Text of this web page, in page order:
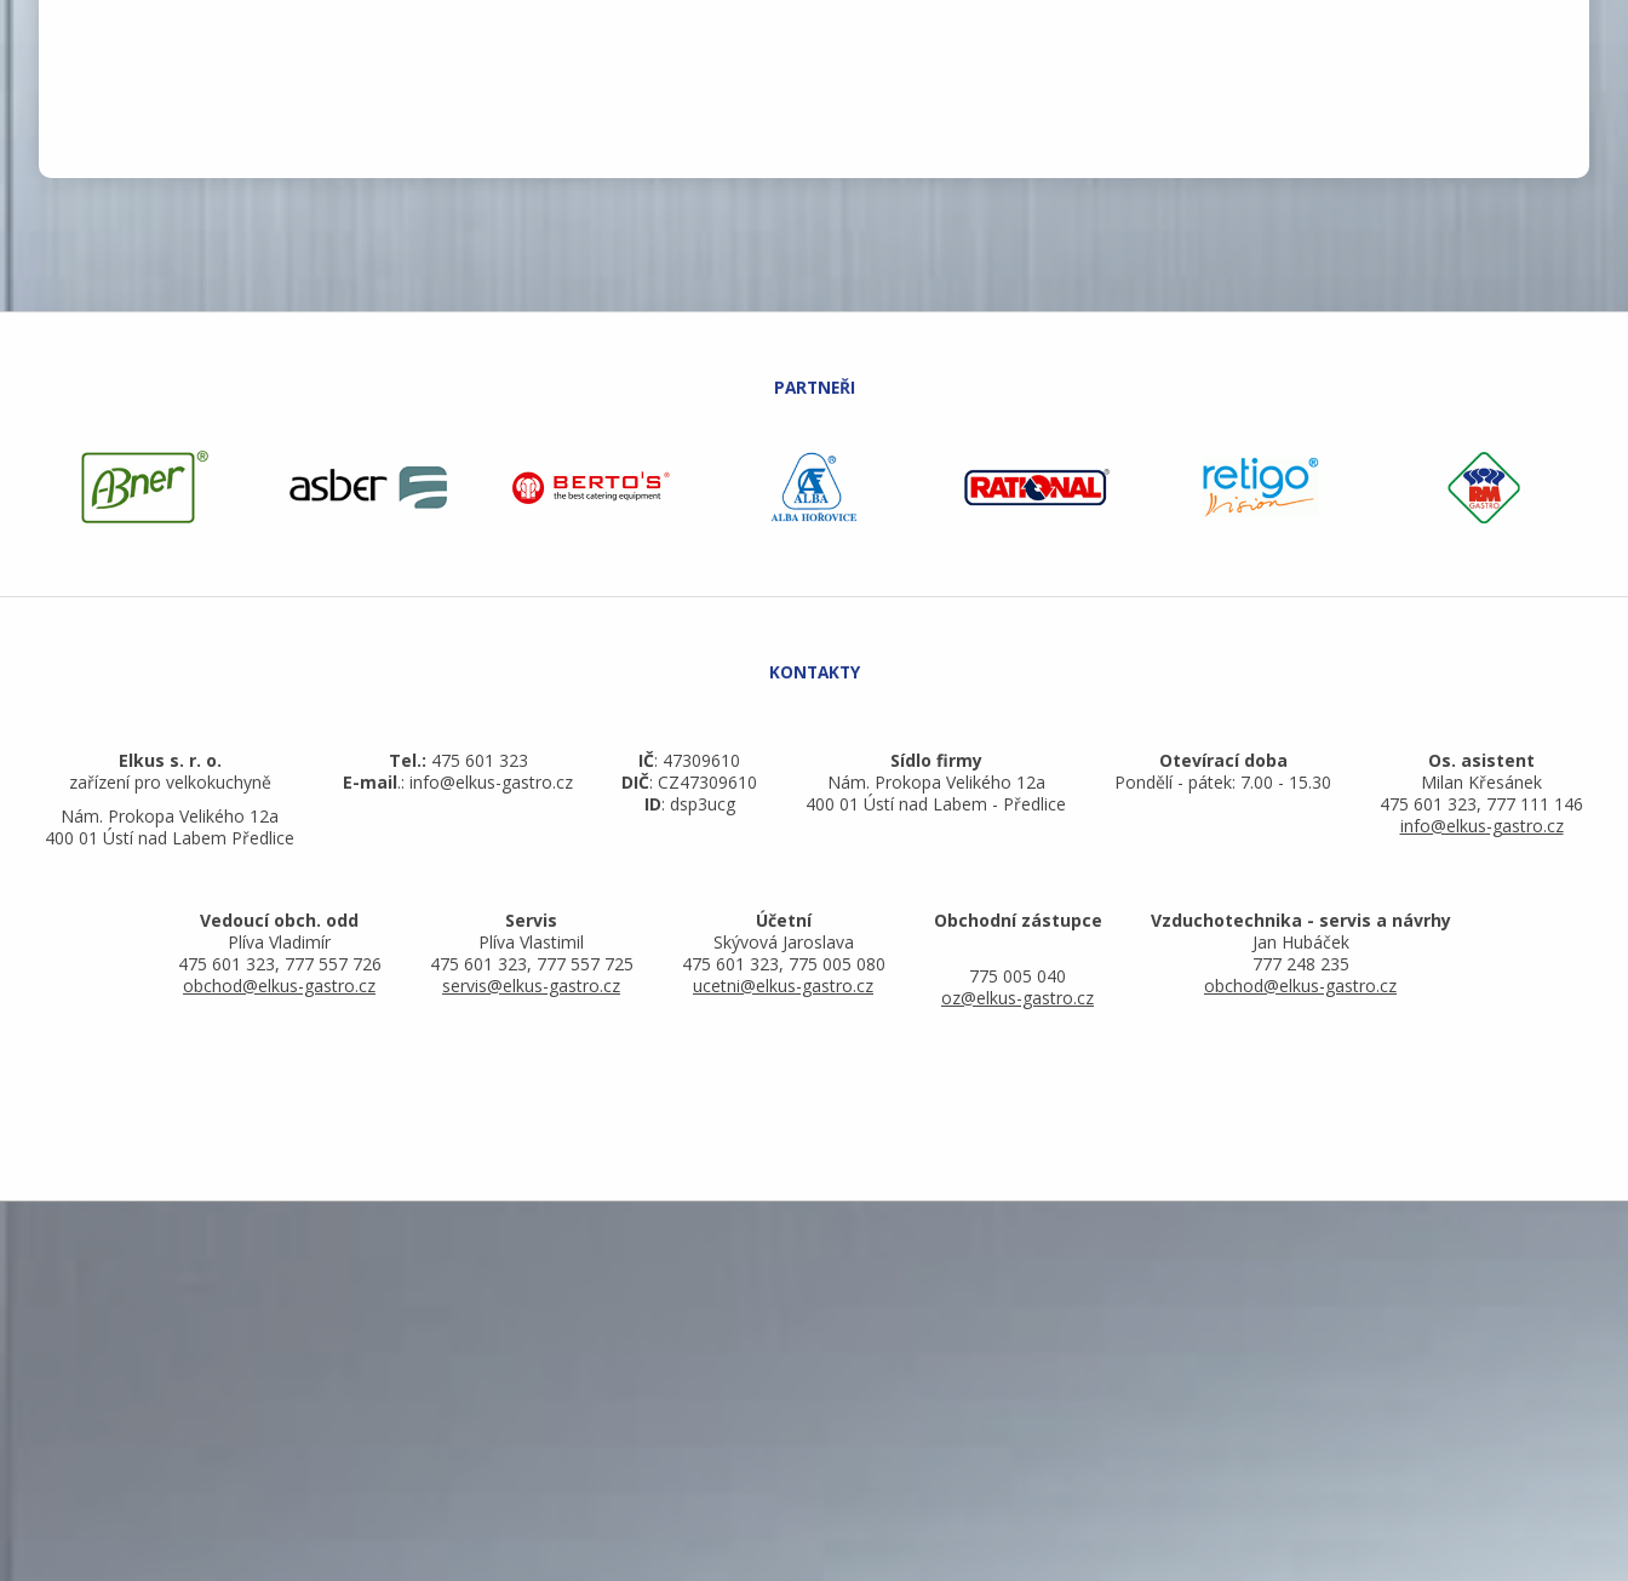
Elkus s. r. o.
zařízení pro velkokuchyně
Nám. Prokopa Velikého 12a
400 01 Ústí nad Labem Předlice
Tel.: 475 601 323
E-mail.: info@elkus-gastro.cz
IČ: 47309610
DIČ: CZ47309610
ID: dsp3ucg
Sídlo firmy
Nám. Prokopa Velikého 12a
400 01 Ústí nad Labem - Předlice
Otevírací doba
Pondělí - pátek: 7.00 - 15.30
Os. asistent
Milan Křesánek
475 601 323, 777 111 146
info@elkus-gastro.cz
Vedoucí obch. odd
Plíva Vladimír
475 601 323, 777 557 726
obchod@elkus-gastro.cz
Servis
Plíva Vlastimil
475 601 323, 777 557 725
servis@elkus-gastro.cz
Účetní
Skývová Jaroslava
475 601 323, 775 005 080
ucetni@elkus-gastro.cz
Obchodní zástupce
775 005 040
oz@elkus-gastro.cz
Vzduchotechnika - servis a návrhy
Jan Hubáček
777 248 235
obchod@elkus-gastro.cz